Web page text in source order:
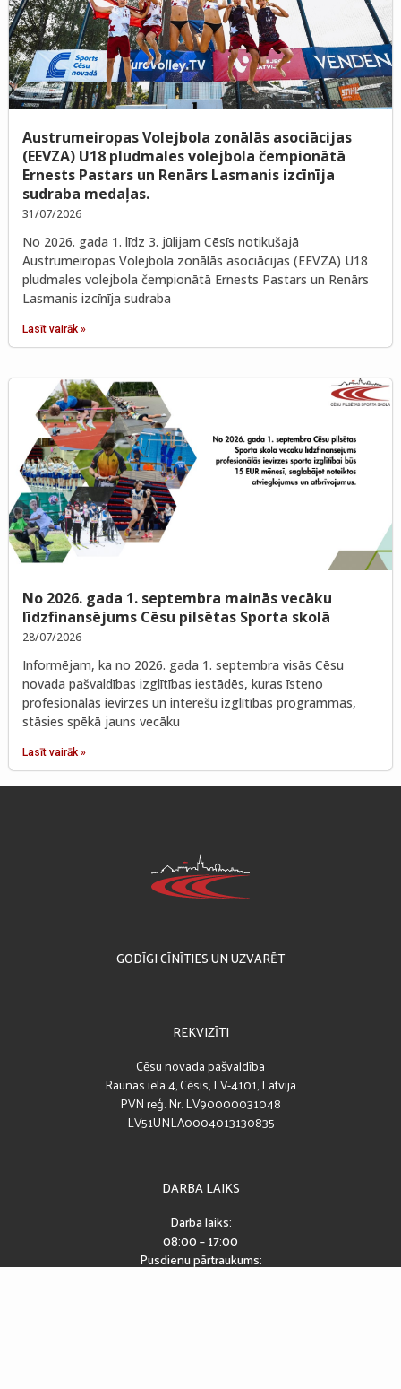
Austrumeiropas Volejbola zonālās asociācijas
(EEVZA) U18 pludmales volejbola čempionātā
Ernests Pastars un Renārs Lasmanis izcīnīja
sudraba medaļas.
31/07/2026
No 2026. gada 1. līdz 3. jūlijam Cēsīs notikušajā
Austrumeiropas Volejbola zonālās asociācijas (EEVZA) U18
pludmales volejbola čempionātā Ernests Pastars un Renārs
Lasmanis izcīnīja sudraba
Lasīt vairāk »
No 2026. gada 1. septembra mainās vecāku
līdzfinansējums Cēsu pilsētas Sporta skolā
28/07/2026
Informējam, ka no 2026. gada 1. septembra visās Cēsu
novada pašvaldības izglītības iestādēs, kuras īsteno
profesionālās ievirzes un interešu izglītības programmas,
stāsies spēkā jauns vecāku
Lasīt vairāk »
GODĪGI CĪNĪTIES UN UZVARĒT
REKVIZĪTI
Cēsu novada pašvaldība
Raunas iela 4, Cēsis, LV-4101, Latvija
PVN reģ. Nr. LV90000031048
LV51UNLA0004013130835
DARBA LAIKS
Darba laiks:
08:00 – 17:00
Pusdienu pārtraukums: